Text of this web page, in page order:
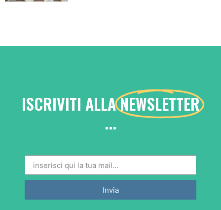
ISCRIVITI ALLANEWSLETTER
...
Invia